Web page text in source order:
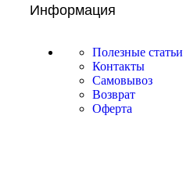
Информация
Полезные статьи
Контакты
Самовывоз
Возврат
Оферта